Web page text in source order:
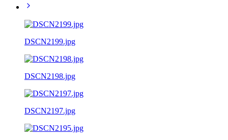
DSCN2199.jpg
DSCN2198.jpg
DSCN2197.jpg